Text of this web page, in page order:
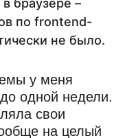
браузере –
по frontend-
не было.
у меня
одной недели.
свои
на целый